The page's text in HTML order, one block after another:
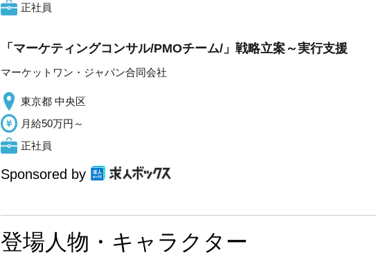
正社員
「マーケティングコンサル/PMOチーム/」戦略立案～実行支援
マーケットワン・ジャパン合同会社
東京都 中央区
月給50万円～
正社員
Sponsored by
登場人物・キャラクター